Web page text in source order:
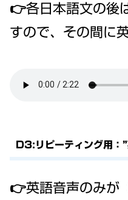
👉各日本語文の後
すので、その間に
D3:リピーティング用：”
👉英語音声のみが